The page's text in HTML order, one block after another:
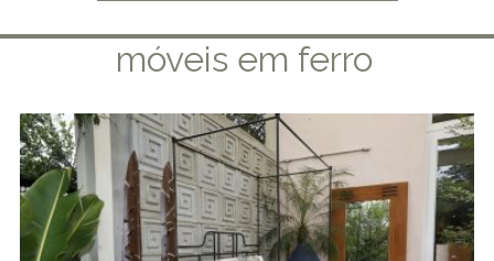
móveis em ferro